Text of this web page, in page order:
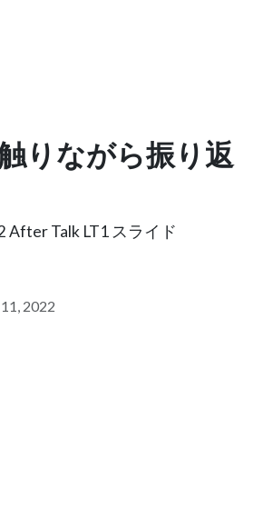
りながら振り返
After Talk LT1 スライド
2022